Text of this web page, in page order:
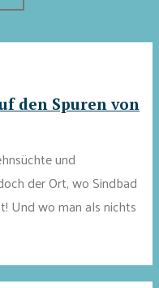
den Spuren von
und
der Ort, wo Sindbad
Und wo man als nichts